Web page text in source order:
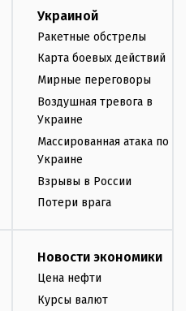
Украиной
Ракетные обстрелы
Карта боевых действий
Мирные переговоры
Воздушная тревога в
Украине
Массированная атака по
Украине
Взрывы в России
Потери врага
Новости экономики
Цена нефти
Курсы валют